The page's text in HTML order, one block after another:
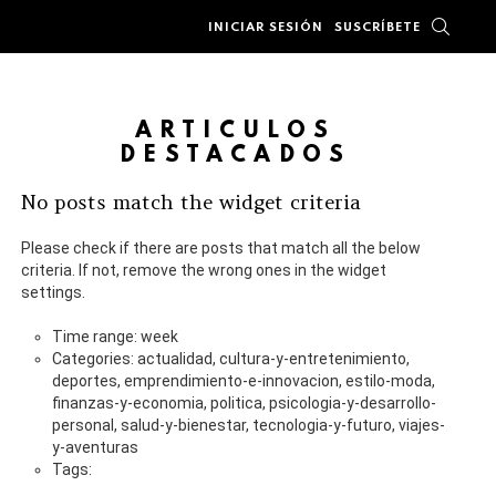
INICIAR SESIÓN SUSCRÍBETE
ARTÍCULOS
DESTACADOS
No posts match the widget criteria
Please check if there are posts that match all the below
criteria. If not, remove the wrong ones in the widget
settings.
Time range: week
Categories: actualidad, cultura-y-entretenimiento,
deportes, emprendimiento-e-innovacion, estilo-moda,
finanzas-y-economia, politica, psicologia-y-desarrollo-
personal, salud-y-bienestar, tecnologia-y-futuro, viajes-
y-aventuras
Tags: